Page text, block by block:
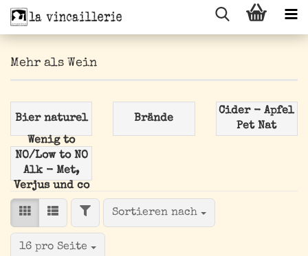
Mehr als Wein
Bier naturel Brände
Cider - Apfel
Pet Nat
Wenig to
NO/Low to NO
Alk - Met,
Verjus und co
FILTERSortieren nach
Sortieren nach
16 pro Seite
pro Seite